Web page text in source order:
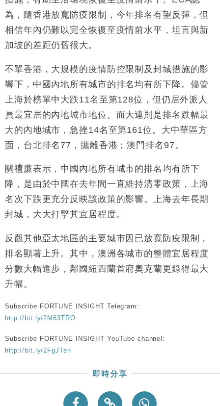
為，隨香港放寬防疫限制，今年排名有望反彈，但
相信年內仍難以完全恢復至疫情前水平，坦言與新
加坡的差距仍舊很大。
不單香港，大規模的疫情防控限制及封城措施的影
響下，中國內地所有城市的排名均有所下降。儘管
上海於榜單中大跌11名至第128位，但仍居外派人
員最宜居的內地城市地位。而大連則是排名跌幅最
大的內地城市，急挫14名至第161位。大中華區方
面，台北排名77，拋離香港；澳門排名97。
關禮廉表示，中國內地所有城市的排名均有所下
降，是由於中國在去年間一直維持清零政策，上海
名次下跌更充分反映該政策的影響。上海去年長期
封城，大大打擊其宜居程度。
反觀其他亞太地區的主要城市因已放寬防疫限制，
排名顯著上升。其中，澳洲各城市的整體宜居程度
分數大幅進步，鄰國紐西蘭首府奧克蘭更錄得最大
升幅。
Subscribe FORTUNE INSIGHT Telegram:
http://bit.ly/2M63TRO
Subscribe FORTUNE INSIGHT YouTube channel:
http://bit.ly/2FgJTen
即時分享